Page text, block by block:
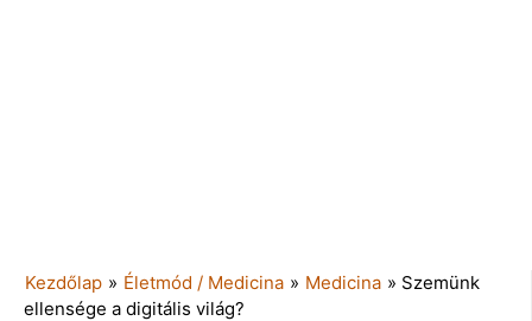
Kezdőlap » Életmód / Medicina » Medicina » Szemünk
ellensége a digitális világ?